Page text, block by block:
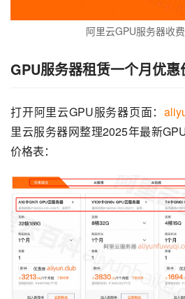
阿里云GPU服务器收
GPU服务器租赁一个月优惠
打开阿里云GPU服务器页面：
里云服务器网整理2025年最新
价格表：